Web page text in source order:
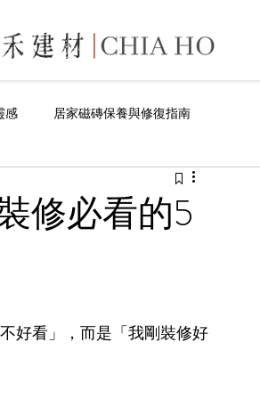
感 居家磁磚保養與修復指南
修必看的5
好看」，而是「我剛裝修好